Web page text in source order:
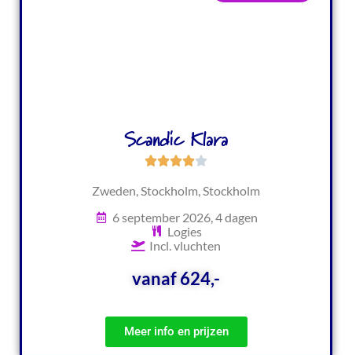
Scandic Klara
Zweden, Stockholm, Stockholm
6 september 2026, 4 dagen
Logies
Incl. vluchten
vanaf 624,-
Meer info en prijzen